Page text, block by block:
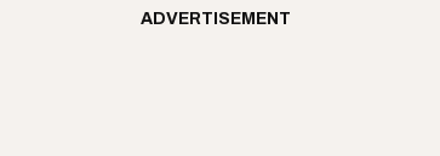
ADVERTISEMENT